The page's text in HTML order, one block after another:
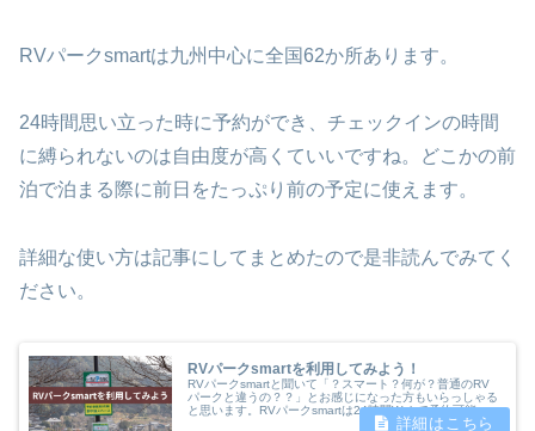
RVパークsmartは九州中心に全国62か所あります。
24時間思い立った時に予約ができ、チェックインの時間
に縛られないのは自由度が高くていいですね。どこかの前
泊で泊まる際に前日をたっぷり前の予定に使えます。
詳細な使い方は記事にしてまとめたので是非読んでみてく
ださい。
RVパークsmartを利用してみよう！
RVパークsmartと聞いて「？スマート？何が？普通のRV
パークと違うの？？」とお感じになった方もいらっしゃる
と思います。RVパークsmartは24時間Webで予約可能
で、チェックインも機械で対応、チェックアウトも電源抜